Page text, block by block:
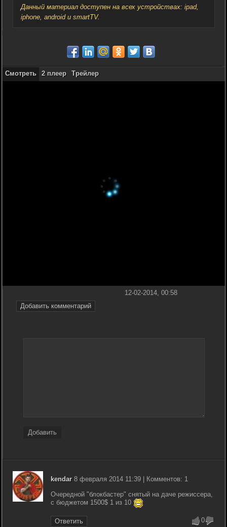
Данный материал доступен на всех устройствах: ipad,
iphone, android и smartTV.
Смотреть 2 плеер Трейлер
Добавить комментарий
12-02-2014, 00:58
Добавить
kendar8 февраля 2014 11:39 | Комментов: 1
Очередной "блокбастер" снятый на даче режиссера,
с бюджетом 1500$ 1 из 10
Ответить 0